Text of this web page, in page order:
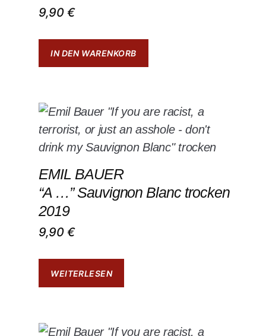
9,90 €
IN DEN WARENKORB
EMIL BAUER
“A …” Sauvignon Blanc trocken
2019
9,90 €
WEITERLESEN